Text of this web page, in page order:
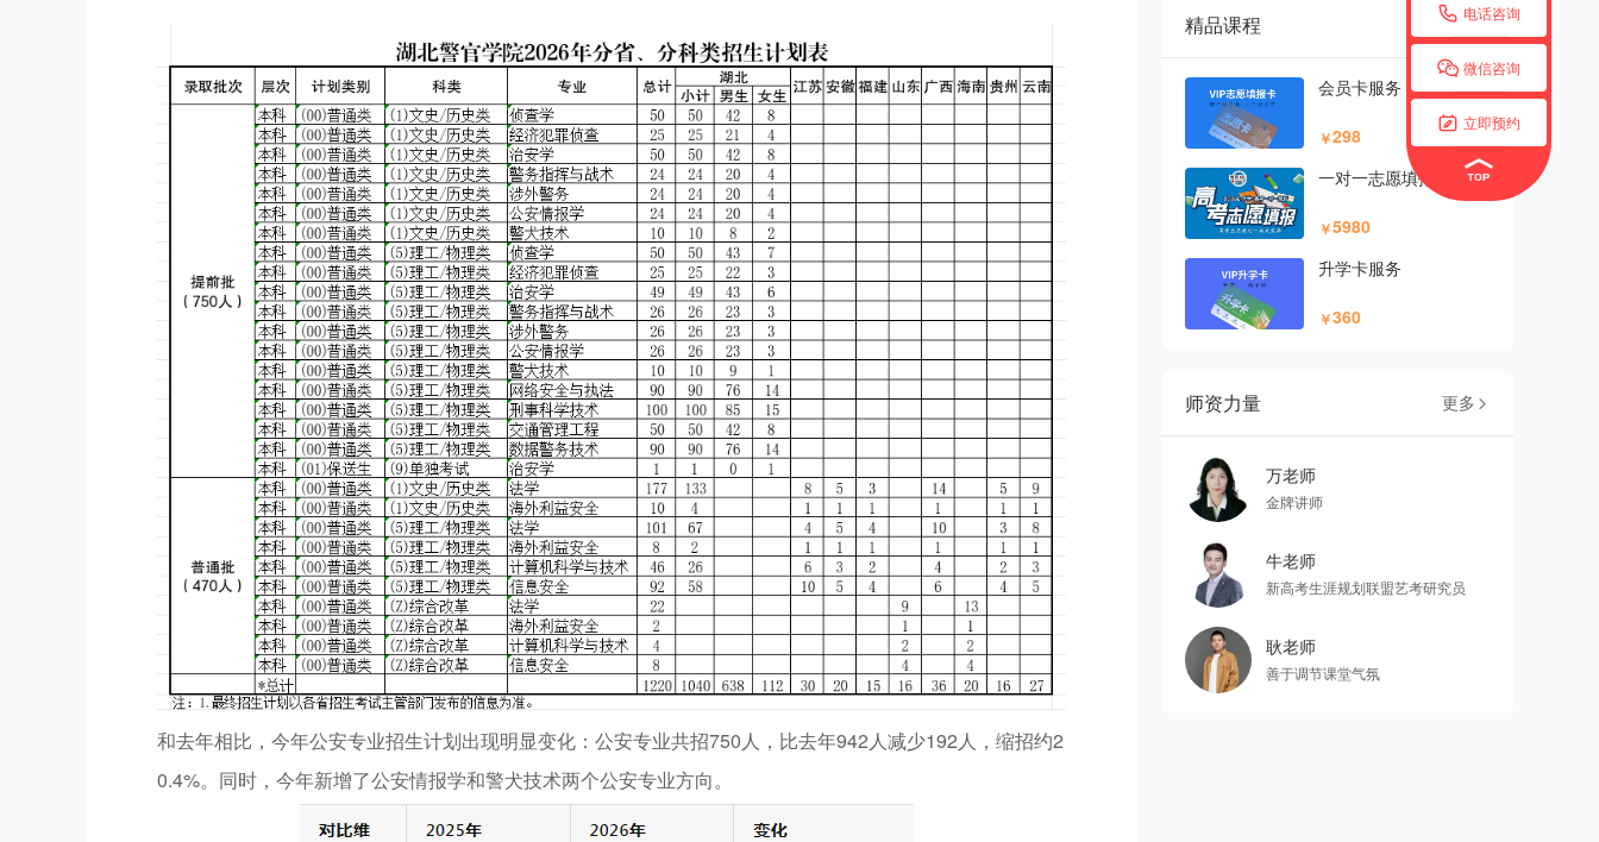
 电话咨询
 微信咨询
 立即预约
和去年相比，今年公安专业招生计划出现明显变化：公安专业共招750人，比去年942人减少192人，缩招约2
0.4%。同时，今年新增了公安情报学和警犬技术两个公安专业方向。
精品课程 更多
会员卡服务
￥298
一对一志愿填报
￥5980
升学卡服务
￥360
师资力量 更多 
万老师
金牌讲师
牛老师
新高考生涯规划联盟艺考研究员
耿老师
善于调节课堂气氛